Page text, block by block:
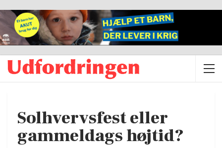
Solhvervsfest eller
gammeldags højtid?